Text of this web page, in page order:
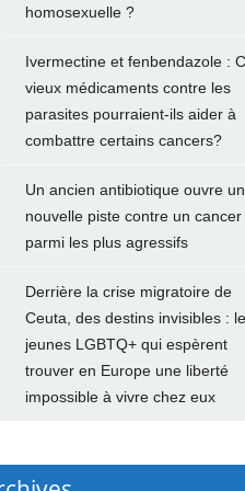
homosexuelle ?
Ivermectine et fenbendazole :
vieux médicaments contre les
parasites pourraient-ils aider à
combattre certains cancers?
Un ancien antibiotique ouvre
nouvelle piste contre un cancer
parmi les plus agressifs
Derrière la crise migratoire de
Ceuta, des destins invisibles :
jeunes LGBTQ+ qui espèrent
trouver en Europe une liberté
impossible à vivre chez eux